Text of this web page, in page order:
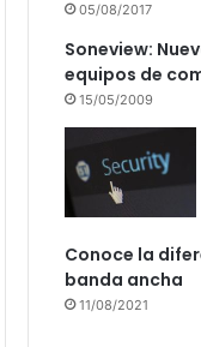
05/08/2017
Soneview:
equipos de
15/05/2009
Conoce la
banda ancha
11/08/2021